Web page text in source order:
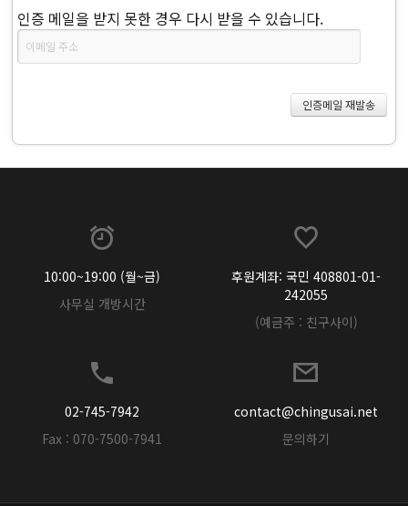
인증 메일을 받지 못한 경우 다시 받을 수 있습니다.
10:00~19:00 (월~금)
사무실 개방시간
후원계좌: 국민 408801-01-
242055
(예금주 : 친구사이)
02-745-7942
Fax : 070-7500-7941
contact@chingusai.net
문의하기